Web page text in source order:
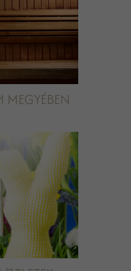
MEGYÉBEN